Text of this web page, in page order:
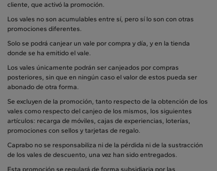
cliente, que activó la promoción.
Los vales no son acumulables entre sí, pero sí lo son con otras
promociones diferentes.
Solo se podrá canjear un vale por compra y día, y en la tienda
donde se ha emitido el vale.
Los vales únicamente podrán ser canjeados por compras
posteriores, sin que en ningún caso el valor de estos pueda ser
abonado de otra forma.
Se excluyen de la promoción, tanto respecto de la obtención de los
vales como respecto del canjeo de los mismos, los siguientes
artículos: recarga de móviles, cajas de experiencias, loterías,
promociones con sellos y tarjetas de regalo.
Caprabo no se responsabiliza ni de la pérdida ni de la sustracción
de los vales de descuento, una vez han sido entregados.
Esta promoción se regulará de forma subsidiaria por las